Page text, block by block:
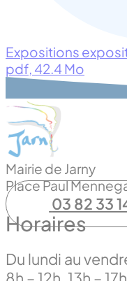
Expositions
pdf , 42.4 Mo
Mairie de Jarny
Place Paul
03 82 33
Horaires
Du lundi au